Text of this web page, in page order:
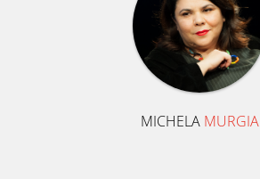
MICHELA MURGIA